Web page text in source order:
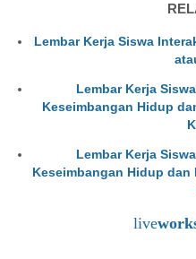
Lembar Kerja Siswa
Lembar Kerja
Keseimbangan Hidup
Lembar Kerja
Keseimbangan Hidup
live